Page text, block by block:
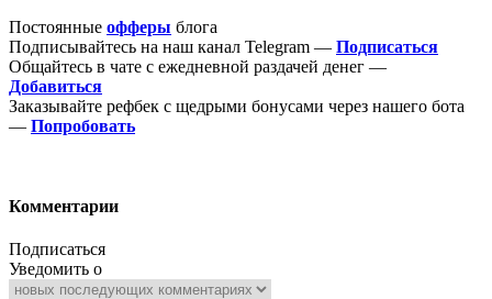
Постоянные офферы блога
Подписывайтесь на наш канал Telegram — Подписаться
Общайтесь в чате с ежедневной раздачей денег —
Добавиться
Заказывайте рефбек с щедрыми бонусами через нашего бота
— Попробовать
Комментарии
Подписаться
Уведомить о